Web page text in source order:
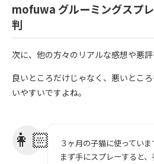
mofuwa グルーミングスプ
判
次に、他の方々のリアルな感想や悪評
良いところだけじゃなく、悪いとこ
いやすいですよね。
３ヶ月の子猫に使っていま
まず手にスプレーすると